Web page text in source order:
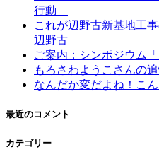
行動
これが辺野古新基地工
辺野古
ご案内：シンポジウム
もろさわようこさんの
なんだか変だよね！こ
最近のコメント
カテゴリー